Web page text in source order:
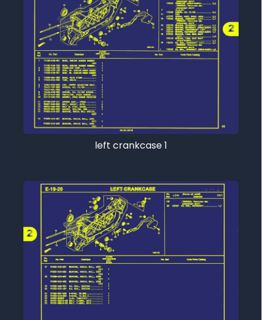
left crankcase 1